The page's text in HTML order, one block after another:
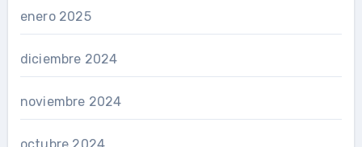
enero 2025
diciembre 2024
noviembre 2024